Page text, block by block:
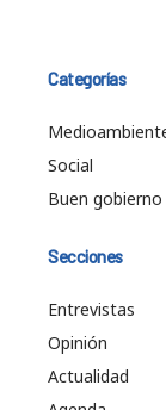
Categorías
Social
Buen gobierno
Secciones
Entrevistas
Opinión
Actualidad